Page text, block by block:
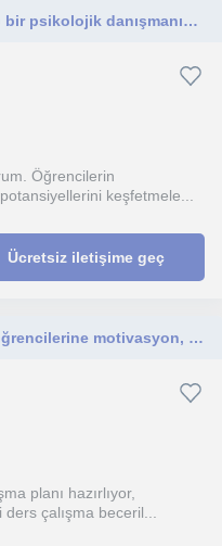
Öğrenci merkezli yaklaşıma sahip bir psikolojik danışmanım. LGS ve YKS dönemi öğrencilerine hitap ediyorum.
Öğrencilerin
keşfetmele...
Ücretsiz iletişime geç
Psikolog olarak ortaokul ve lise öğrencilerine motivasyon, verimli ders çalışma ve sınav kaygısı konularında bireysel destek sağlı
planı hazırlıyor,
çalışma beceril...